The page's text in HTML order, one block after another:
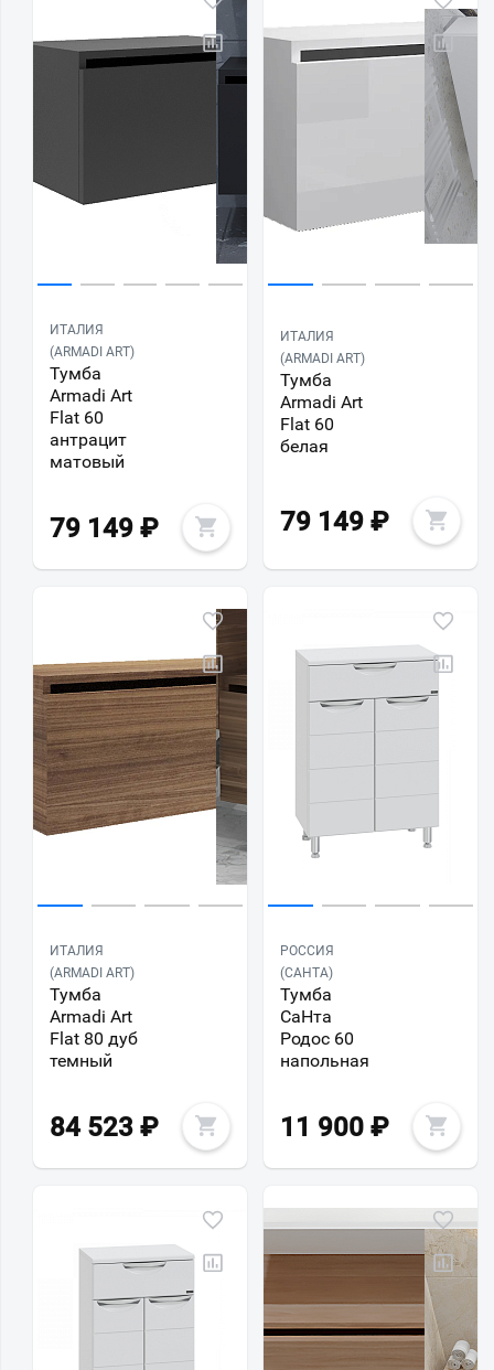
ИТАЛИЯ
(ARMADI ART)
Тумба
Armadi Art
Flat 60
антрацит
матовый
79 149 ₽
ИТАЛИЯ
(ARMADI ART)
Тумба
Armadi Art
Flat 60
белая
79 149 ₽
ИТАЛИЯ
(ARMADI ART)
Тумба
Armadi Art
Flat 80 дуб
темный
84 523 ₽
РОССИЯ
(САНТА)
Тумба
СаНта
Родос 60
напольная
11 900 ₽